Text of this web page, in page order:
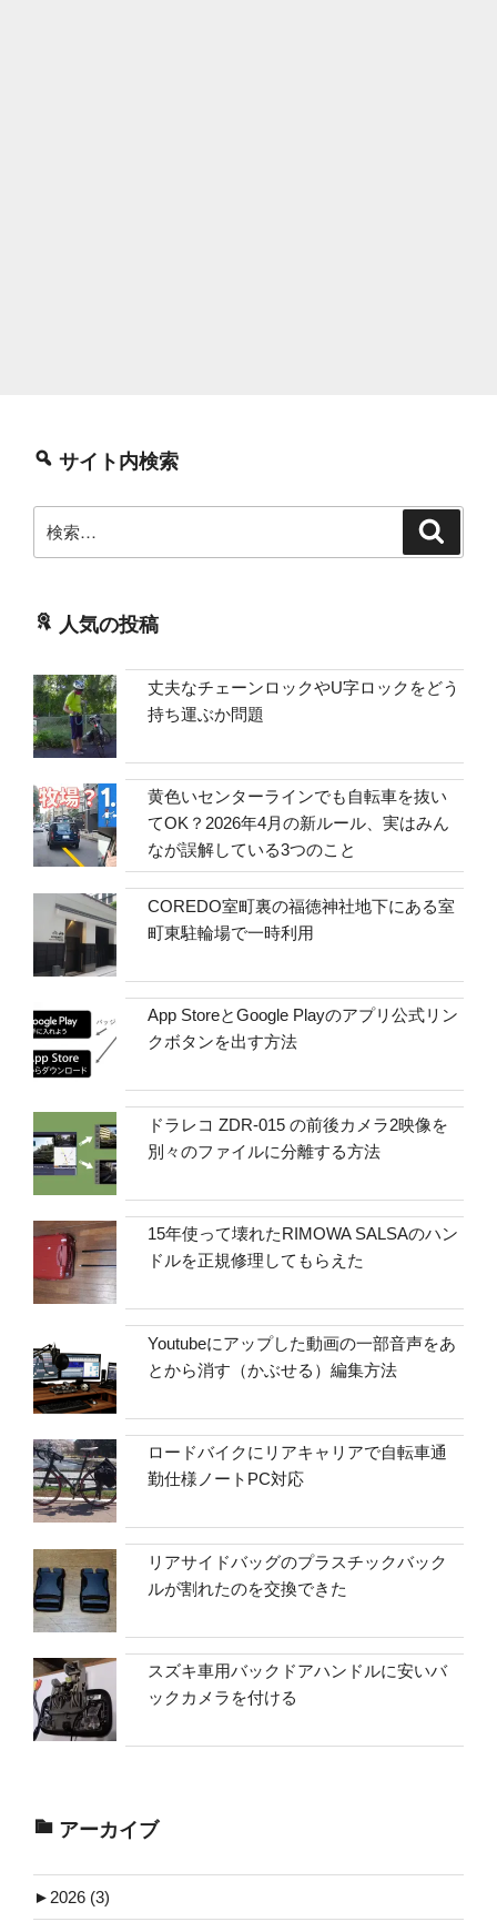
サイト内検索
索:
人気の投稿
丈夫なチェーンロックやU字ロックをどう
持ち運ぶか問題
黄色いセンターラインでも自転車を抜い
てOK？2026年4月の新ルール、実はみん
なが誤解している3つのこと
COREDO室町裏の福徳神社地下にある室
町東駐輪場で一時利用
App StoreとGoogle Playのアプリ公式リン
クボタンを出す方法
ドラレコ ZDR-015 の前後カメラ2映像を
別々のファイルに分離する方法
15年使って壊れたRIMOWA SALSAのハン
ドルを正規修理してもらえた
Youtubeにアップした動画の一部音声をあ
とから消す（かぶせる）編集方法
ロードバイクにリアキャリアで自転車通
勤仕様ノートPC対応
リアサイドバッグのプラスチックバック
ルが割れたのを交換できた
スズキ車用バックドアハンドルに安いバ
ックカメラを付ける
アーカイブ
► 2026 (3)